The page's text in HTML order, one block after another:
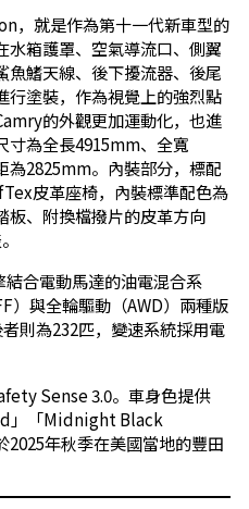
就是作為第十一代新車型的
水箱護罩、空氣導流口、側翼
魚鰭天線、後下擾流器、後尾
行塗裝，作為視覺上的強烈點
的外觀更加運動化，也進
寸為全長4915mm、全寬
為2825mm。內裝部分，標配
皮革座椅，內裝標準配色為
板、附換檔撥片的皮革方向
合電動馬達的油電混合系
）與全輪驅動（AWD）兩種版
則為232匹，變速系統採用電
Sense 3.0。車身色提供
」「Midnight Black
年秋季在美國當地的豐田